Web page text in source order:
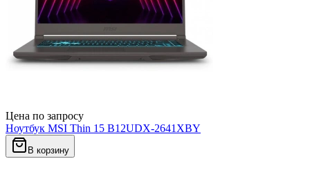
Цена по запросу
Ноутбук MSI Thin 15 B12UDX-2641XBY
В корзину